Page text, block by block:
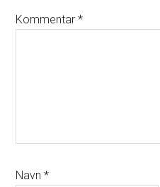
Kommentar*
Navn*